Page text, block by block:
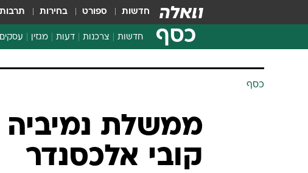
חדשות ספורט בחירות תרבות
כסף חדשות צרכנות
צרכנות פיננסית
דעות מגזין
כסף
ממשלת נמיביה
קובי אלכסנדר